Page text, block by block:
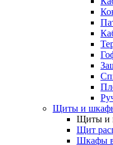
Щиты и
Щиты и
Щит
Шкафы